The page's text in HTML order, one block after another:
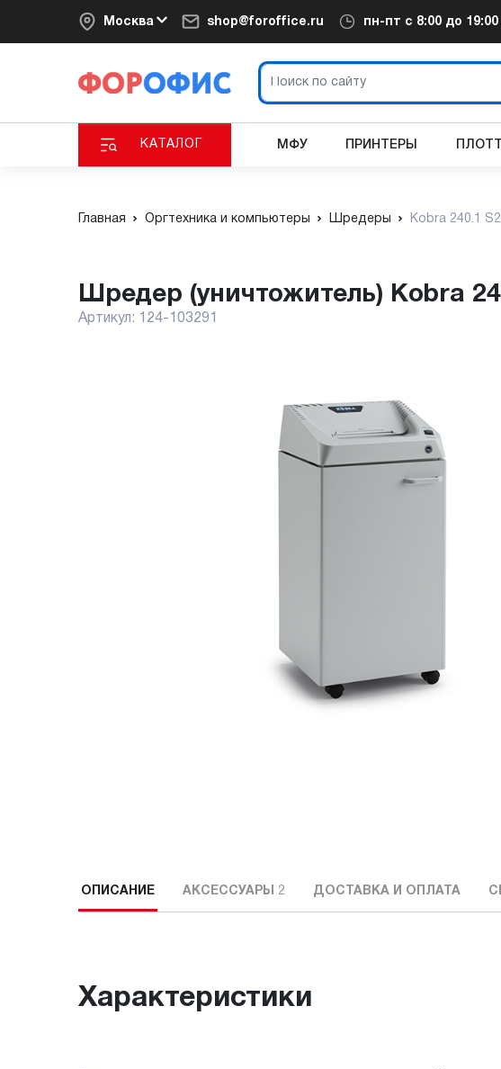
Москва shop@foroffice.ru пн-пт с 8:00 до 19:00
КАТАЛОГ МФУ ПРИНТЕРЫ
Главная Оргтехника и компьютеры Шредеры Kobra 240.1
Шредер (уничтожитель) Kobra
Артикул: 124-103291
ОПИСАНИЕ АКСЕССУАРЫ 2 ДОСТАВКА И ОПЛАТА
Характеристики